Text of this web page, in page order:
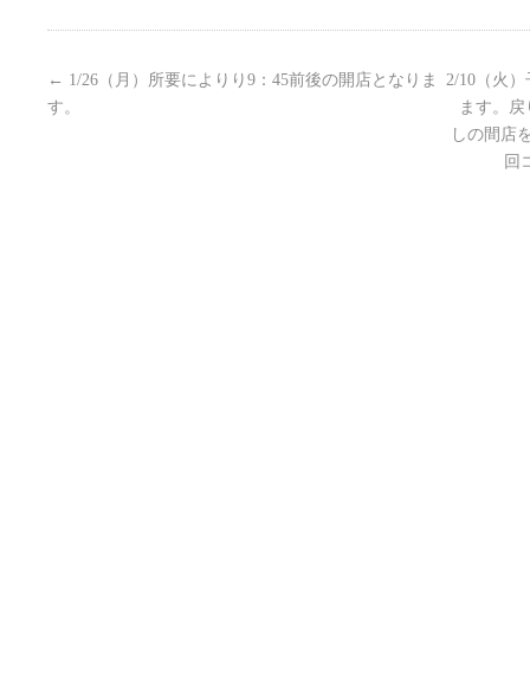
← 1/26（月）所要によりり9：45前後の開店となりま
す。
2/10（火
ます。
しの間店
回